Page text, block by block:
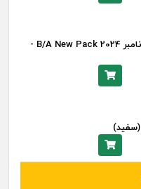
شارژر دیواری 20W سه پین اپل پارت نامبر B/A New Pack 2024 -